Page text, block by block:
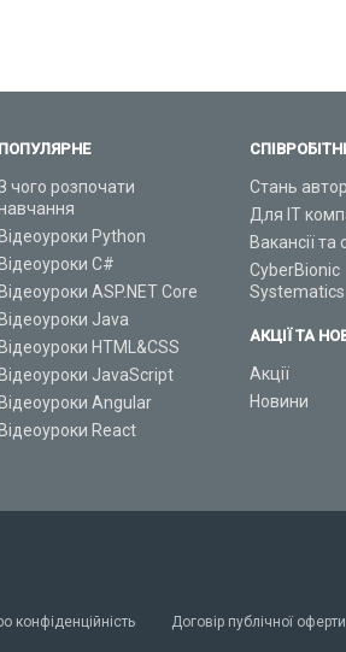
ПОПУЛЯРНЕ
чого розпочати
Python
C#
ASP.NET Core
Java
HTML&CSS
JavaScript
Angular
React
Стань
Для ІТ
Вакансії
CyberBionic
Systematics
АКЦІЇ ТА
Акції
Новини
конфіденційність Договір публічної оферти